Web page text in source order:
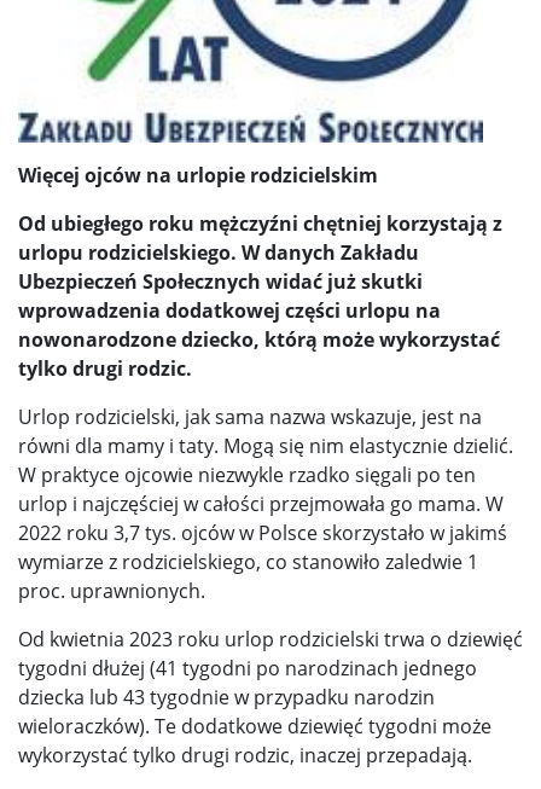
Więcej ojców na urlopie rodzicielskim
Od ubiegłego roku mężczyźni chętniej korzystają z
urlopu rodzicielskiego. W danych Zakładu
Ubezpieczeń Społecznych widać już skutki
wprowadzenia dodatkowej części urlopu na
nowonarodzone dziecko, którą może wykorzystać
tylko drugi rodzic.
Urlop rodzicielski, jak sama nazwa wskazuje, jest na
równi dla mamy i taty. Mogą się nim elastycznie dzielić.
W praktyce ojcowie niezwykle rzadko sięgali po ten
urlop i najczęściej w całości przejmowała go mama. W
2022 roku 3,7 tys. ojców w Polsce skorzystało w jakimś
wymiarze z rodzicielskiego, co stanowiło zaledwie 1
proc. uprawnionych.
Od kwietnia 2023 roku urlop rodzicielski trwa o dziewięć
tygodni dłużej (41 tygodni po narodzinach jednego
dziecka lub 43 tygodnie w przypadku narodzin
wieloraczków). Te dodatkowe dziewięć tygodni może
wykorzystać tylko drugi rodzic, inaczej przepadają.